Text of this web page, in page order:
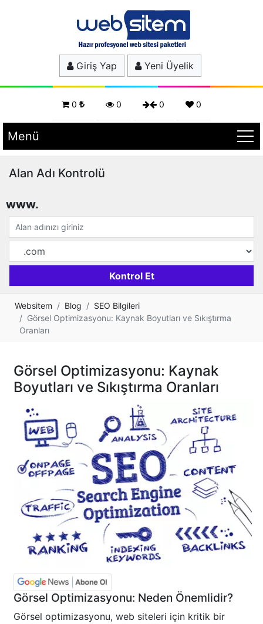
Giriş Yap Yeni Üyelik
0 0 0 0
Menü
Alan Adı Kontrolü
www.
Websitem Blog
SEO Bilgileri
Görsel Optimizasyonu: Kaynak Boyutları ve Sıkıştırma
Oranları
Görsel Optimizasyonu: Kaynak
Boyutları ve Sıkıştırma Oranları
Görsel Optimizasyonu: Neden Önemlidir?
Görsel optimizasyonu, web siteleri için kritik bir